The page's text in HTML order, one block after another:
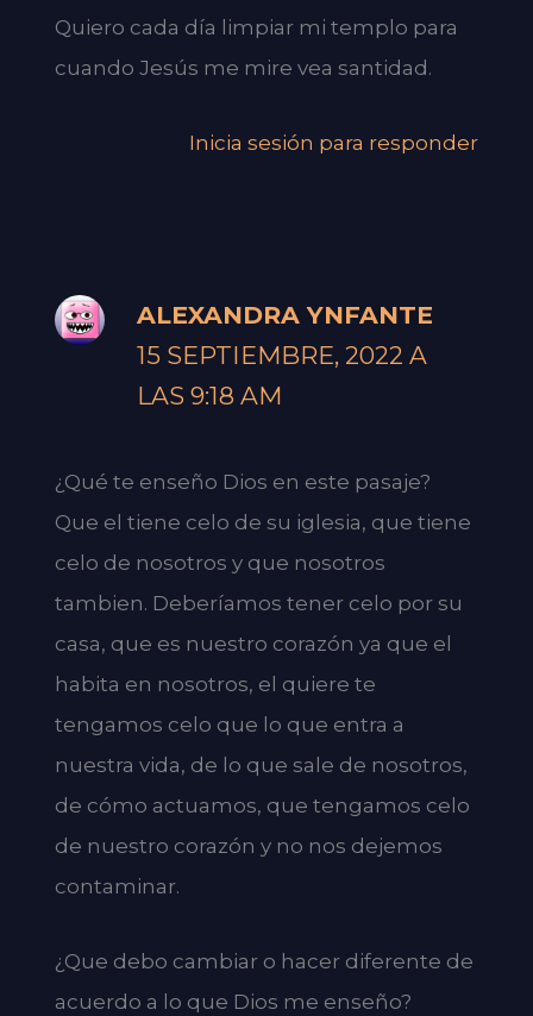
Quiero cada día limpiar mi templo para
cuando Jesús me mire vea santidad.
Inicia sesión para responder
ALEXANDRA YNFANTE
15 SEPTIEMBRE, 2022 A
LAS 9:18 AM
¿Qué te enseño Dios en este pasaje?
Que el tiene celo de su iglesia, que tiene
celo de nosotros y que nosotros
tambien. Deberíamos tener celo por su
casa, que es nuestro corazón ya que el
habita en nosotros, el quiere te
tengamos celo que lo que entra a
nuestra vida, de lo que sale de nosotros,
de cómo actuamos, que tengamos celo
de nuestro corazón y no nos dejemos
contaminar.
¿Que debo cambiar o hacer diferente de
acuerdo a lo que Dios me enseño?